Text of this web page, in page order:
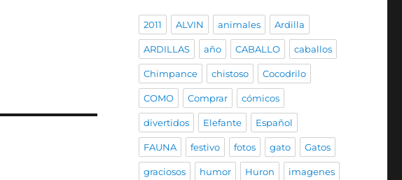
2011 ALVIN animales Ardilla
ARDILLAS año CABALLO caballos
Chimpance chistoso Cocodrilo
COMO Comprar cómicos
divertidos Elefante Español
FAUNA festivo fotos gato Gatos
graciosos humor Huron imagenes